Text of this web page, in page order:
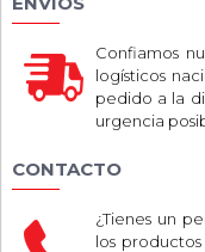
Confiamos
logísticos
pedido a la
urgencia
CONTACTO
¿Tienes un
los